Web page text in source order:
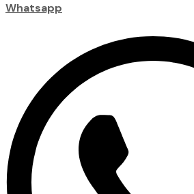
Whatsapp